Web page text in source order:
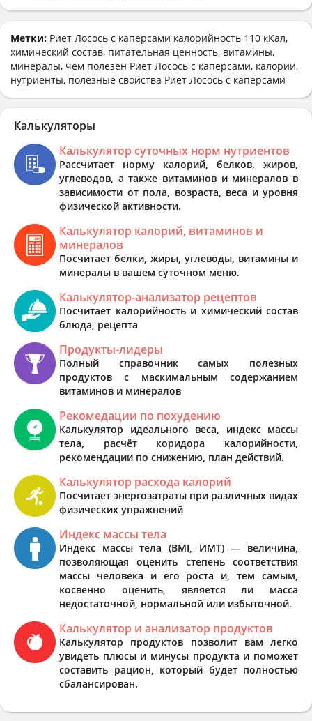
Метки: Риет Лосось с каперсами калорийность 110 кКал,
химический состав, питательная ценность, витамины,
минералы, чем полезен Риет Лосось с каперсами, калории,
нутриенты, полезные свойства Риет Лосось с каперсами
Калькуляторы
Калькулятор суточных норм нутриентов
Рассчитает норму калорий, белков, жиров,
углеводов, а также витаминов и минералов в
зависимости от пола, возраста, веса и уровня
физической активности.
Калькулятор калорий, витаминов и
минералов
Посчитает белки, жиры, углеводы, витамины и
минералы в вашем суточном меню.
Калькулятор-анализатор рецептов
Посчитает калорийность и химический состав
блюда, рецепта
Продукты-лидеры
Полный справочник самых полезных
продуктов с маскимальным содержанием
витаминов и минералов
Рекомедации по похудению
Калькулятор идеального веса, индекс массы
тела, расчёт коридора калорийности,
рекомендации по снижению, план действий.
Калькулятор расхода калорий
Посчитает энергозатраты при различных видах
физических упражнений
Индекс массы тела
Индекс массы тела (BMI, ИМТ) — величина,
позволяющая оценить степень соответствия
массы человека и его роста и, тем самым,
косвенно оценить, является ли масса
недостаточной, нормальной или избыточной.
Калькулятор и анализатор продуктов
Калькулятор продуктов позволит вам легко
увидеть плюсы и минусы продукта и поможет
составить рацион, который будет полностью
сбалансирован.